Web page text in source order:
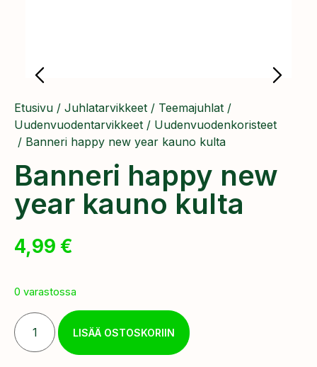
Etusivu / Juhlatarvikkeet / Teemajuhlat /
Uudenvuodentarvikkeet / Uudenvuodenkoristeet
/ Banneri happy new year kauno kulta
Banneri happy new
year kauno kulta
4,99 €
0 varastossa
LISÄÄ OSTOSKORIIN